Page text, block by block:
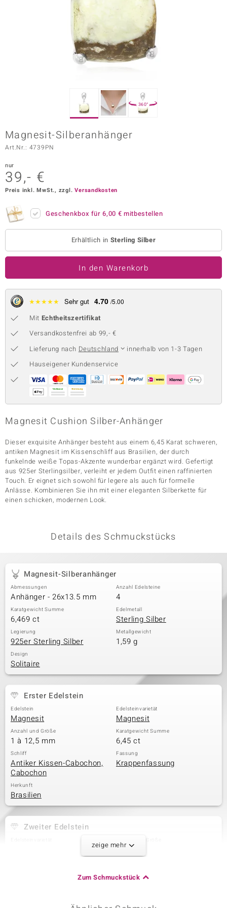
Collection
BY DE MELO
Collection
Classics
360°
Magnesit-Silberanhänger
Art.Nr.: 4739PN
nur
39,- €
Preis inkl. MwSt., zzgl.Versandkosten
Geschenkbox für6,00 € mitbestellen
Erhältlich in Sterling Silber
In den Warenkorb
★★★★★ Sehr gut 4.70 /5.00
Mit Echtheitszertifikat
Versandkostenfrei ab 99,- €
Lieferung nach Deutschland
innerhalb von 1-3 Tagen
Hauseigener Kundenservice
Magnesit Cushion Silber-Anhänger
Dieser exquisite Anhänger besteht aus einem 6,45 Karat schweren,
antiken Magnesit im Kissenschliff aus Brasilien, der durch
funkelnde weiße Topas-Akzente wunderbar ergänzt wird. Gefertigt
aus 925er Sterlingsilber, verleiht er jedem Outfit einen raffinierten
Touch. Er eignet sich sowohl für legere als auch für formelle
Anlässe. Kombinieren Sie ihn mit einer eleganten Silberkette für
einen schicken, modernen Look.
Details des Schmuckstücks
Magnesit-Silberanhänger
Abmessungen
Anhänger - 26x13.5 mm
Anzahl Edelsteine
4
Karatgewicht Summe
6,469 ct
Edelmetall
Sterling Silber
Legierung
925er Sterling Silber
Metallgewicht
1,59 g
Design
Solitaire
Erster Edelstein
Edelstein
Magnesit
Edelsteinvarietät
Magnesit
Anzahl und Größe
1 à 12,5 mm
Karatgewicht Summe
6,45 ct
Schliff
Antiker Kissen-Cabochon,
Cabochon
Fassung
Krappenfassung
Herkunft
Brasilien
Zweiter Edelstein
1 à 1,2 mm
Runder Brillantschliff
zeige mehr
Zum Schmuckstück